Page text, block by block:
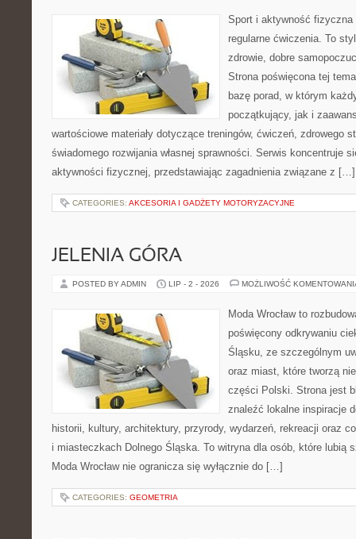
Sport i aktywność
regularne ćwiczenia. To
zdrowie, dobre
Strona poświęcona tej
bazę porad, w którym
początkujący, jak i
wartościowe materiały dotyczące treningów, ćwiczeń, zdrowego
świadomego rozwijania własnej sprawności. Serwis koncentruje
aktywności fizycznej, przedstawiając zagadnienia związane z […]
CATEGORIES: AKCESORIA I GADŻETY MOTORYZACYJNE
JELENIA GÓRA
POSTED BY ADMIN LIP - 2 - 2026 MOŻLIWOŚĆ
Moda Wrocław to
poświęcony odkrywaniu
Śląsku, ze szczególnym
oraz miast, które tworzą
części Polski. Strona jest
znaleźć lokalne inspiracje
historii, kultury, architektury, przyrody, wydarzeń, rekreacji oraz
i miasteczkach Dolnego Śląska. To witryna dla osób, które lubią
Moda Wrocław nie ogranicza się wyłącznie do […]
CATEGORIES: GEOMETRIA